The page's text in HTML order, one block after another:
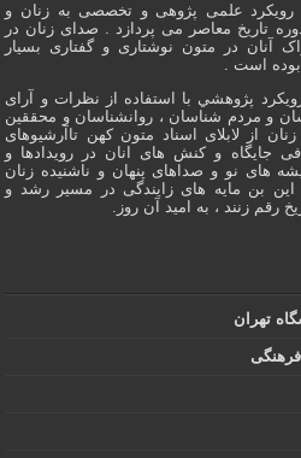
رویکرد علمی پژوهى و تخصصی به زنان و
تاریخ معاصر می پردازد . صدای زنان در
آنان در متون نوشتاری و گفتاری بسیار
بوده است .
پژوهشي با استفاده از نظرات و آرای
و مردم شناسان ، روانشناسان و محققین
از لابلای اسناد متون کهن تاآرشیوهای
جايگاه و كنش هاى انان در رویدادها و
های نو و صداهای پنهان و ناشنیده زنان
این بن مایه های زایندگی در مسير رشد و
رقم زنند ، به اميد آن روز.
تهران